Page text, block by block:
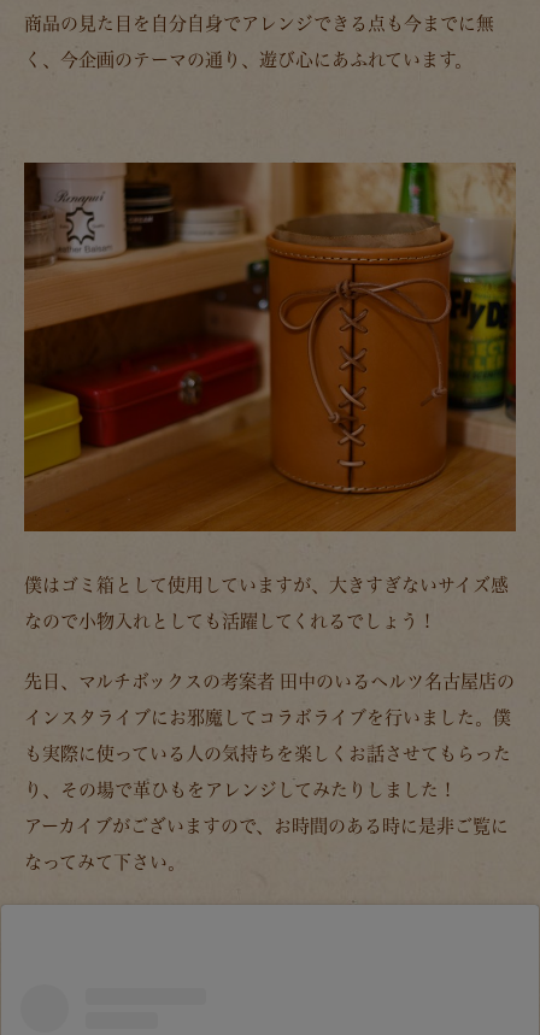
商品の見た目を自分自身でアレンジできる点も今までに無
く、今企画のテーマの通り、遊び心にあふれています。
僕はゴミ箱として使用していますが、大きすぎないサイズ感
なので小物入れとしても活躍してくれるでしょう！
先日、マルチボックスの考案者 田中のいるヘルツ名古屋店の
インスタライブにお邪魔してコラボライブを行いました。僕
も実際に使っている人の気持ちを楽しくお話させてもらった
り、その場で革ひもをアレンジしてみたりしました！
アーカイブがございますので、お時間のある時に是非ご覧に
なってみて下さい。